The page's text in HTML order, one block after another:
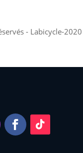
- Labicycle-2020